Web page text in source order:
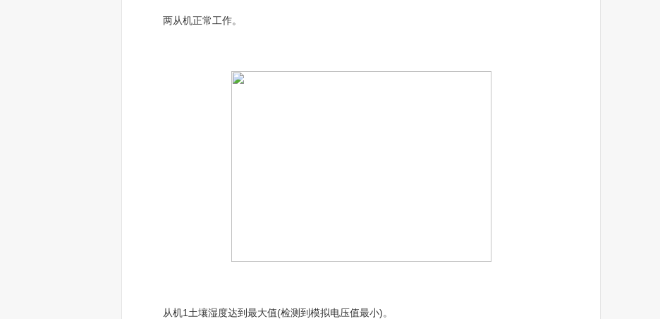
两从机正常工作。
从机1土壤湿度达到最大值(检测到模拟电压值最小)。